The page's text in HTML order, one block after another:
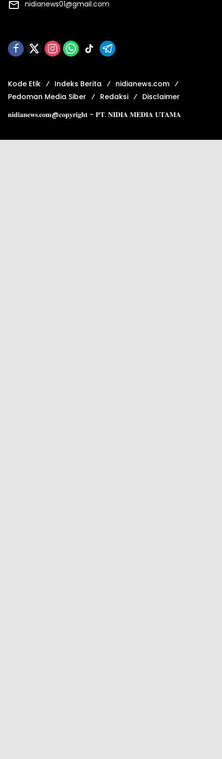
nidianews01@gmail.com
Kode Etik Indeks Berita
nidianews.com
Pedoman Media Siber
Redaksi
Disclaimer
𝐧𝐢𝐝𝐢𝐚𝐧𝐞𝐰𝐬.𝐜𝐨𝐦@𝐜𝐨𝐩𝐲𝐫𝐢𝐠𝐡𝐭 - 𝐏𝐓. 𝐍𝐈𝐃𝐈𝐀 𝐌𝐄𝐃𝐈𝐀 𝐔𝐓𝐀𝐌𝐀